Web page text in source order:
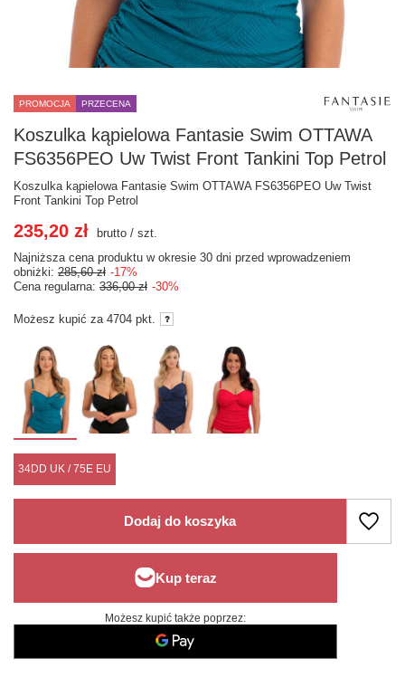
PROMOCJA PRZECENA
Koszulka kąpielowa Fantasie Swim OTTAWA
FS6356PEO Uw Twist Front Tankini Top Petrol
Koszulka kąpielowa Fantasie Swim OTTAWA FS6356PEO Uw Twist
Front Tankini Top Petrol
34DD UK / 75E EU
235,20 zł brutto / szt.
Najniższa cena produktu w okresie 30 dni przed wprowadzeniem
obniżki: 285,60 zł -17%
Cena regularna: 336,00 zł -30%
Możesz kupić za 4704 pkt.
Dodaj do koszyka
Możesz kupić także poprzez: